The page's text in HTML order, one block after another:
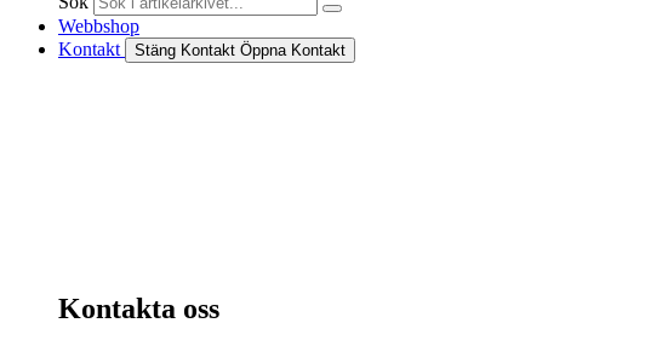
Webbshop
Kontakt
Stäng Kontakt Öppna Kontakt
Kontakta oss